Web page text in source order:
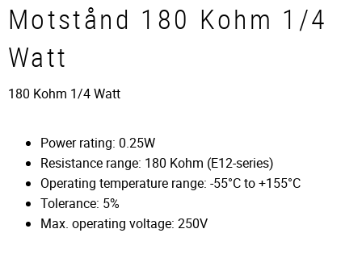
Motstånd 180 Kohm 1/4
Watt
180 Kohm 1/4 Watt
Power rating: 0.25W
Resistance range: 180 Kohm (E12-series)
Operating temperature range: -55°C to +155°C
Tolerance: 5%
Max. operating voltage: 250V